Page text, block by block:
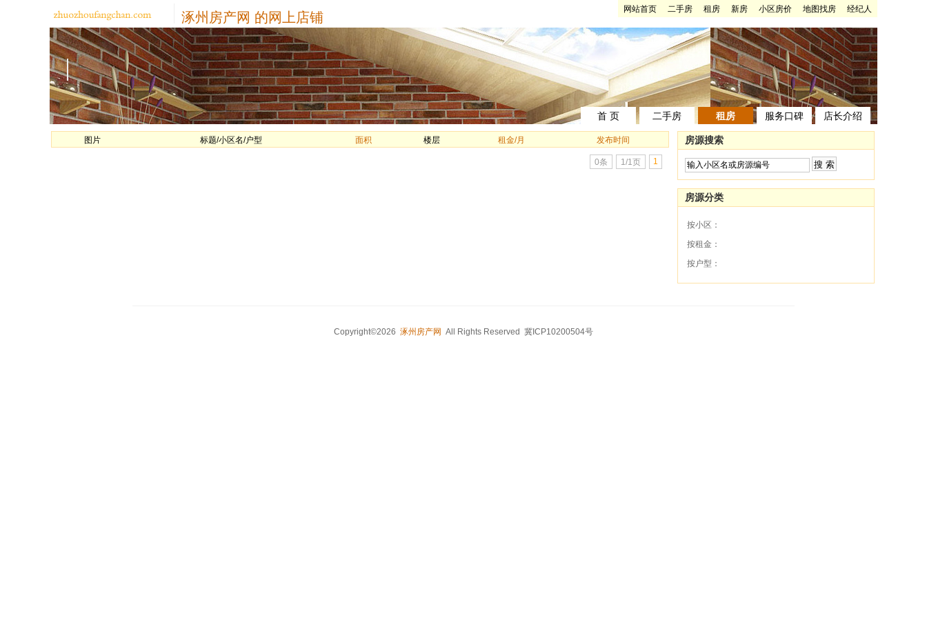
涿州房产网 的网上店铺
网站首页 二手房 租房 新房 小区房价 地图找房 经纪人
首 页 二手房 租房 服务口碑 店长介绍
图片 标题/小区名/户型 面积 楼层 租金/月 发布时间
0条 1/1页 1
房源搜索
房源分类
按小区：
按租金：
按户型：
Copyright©2026 涿州房产网 All Rights Reserved 冀ICP10200504号